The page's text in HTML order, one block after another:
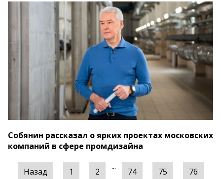
Собянин рассказал о ярких проектах московских
компаний в сфере промдизайна
Назад 1 2 ... 74 75
76